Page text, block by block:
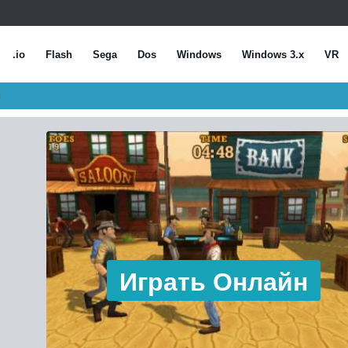
.io Flash Sega Dos Windows Windows 3.x VR
Играть Онлайн